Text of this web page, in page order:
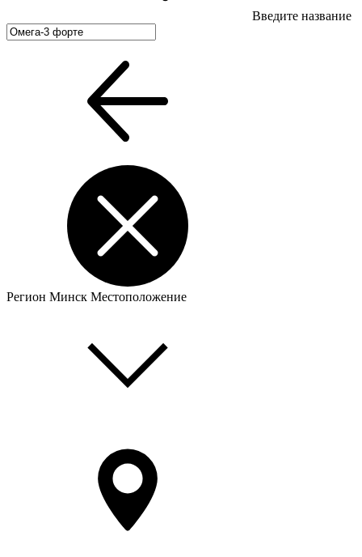
Введите название
Регион Минск Местоположение